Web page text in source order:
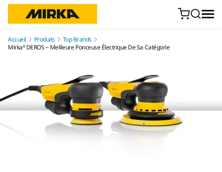
Accueil Produits
Top Brands
Mirka® DEROS – Meilleure Ponceuse Électrique De Sa Catégorie